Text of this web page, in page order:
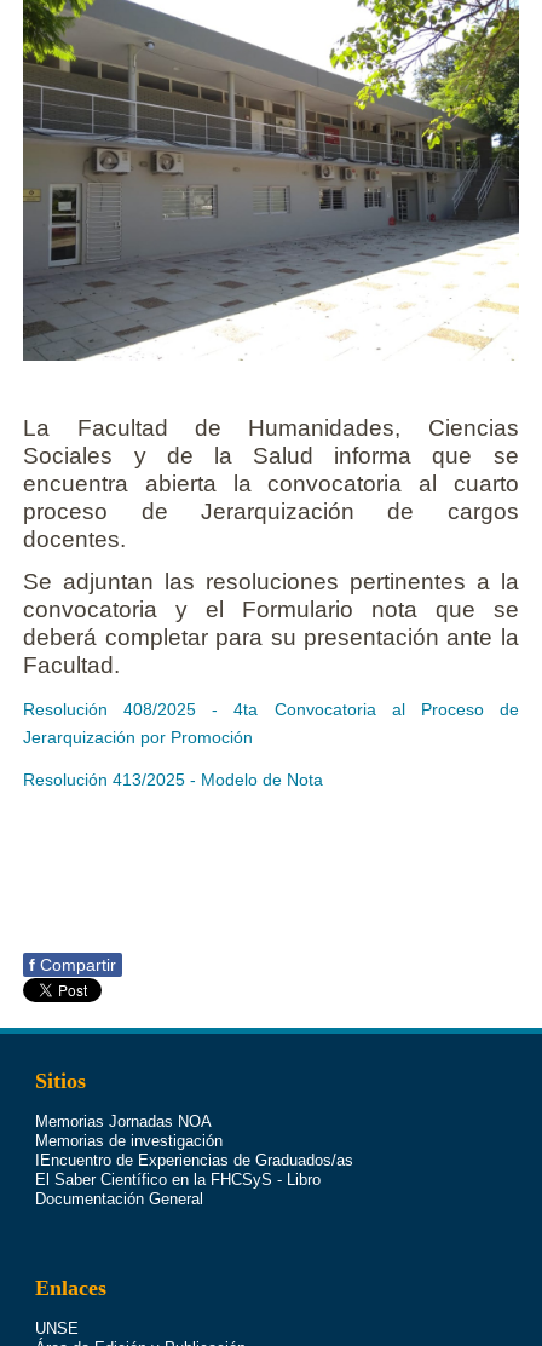
La Facultad de Humanidades, Ciencias
Sociales y de la Salud informa que se
encuentra abierta la convocatoria al cuarto
proceso de Jerarquización de cargos
docentes.
Se adjuntan las resoluciones pertinentes a la
convocatoria y el Formulario nota que se
deberá completar para su presentación ante la
Facultad.
Resolución 408/2025 - 4ta Convocatoria al Proceso de
Jerarquización por Promoción
Resolución 413/2025 - Modelo de Nota
f Compartir
Sitios
Memorias Jornadas NOA
Memorias de investigación
IEncuentro de Experiencias de Graduados/as
El Saber Científico en la FHCSyS - Libro
Documentación General
Enlaces
UNSE